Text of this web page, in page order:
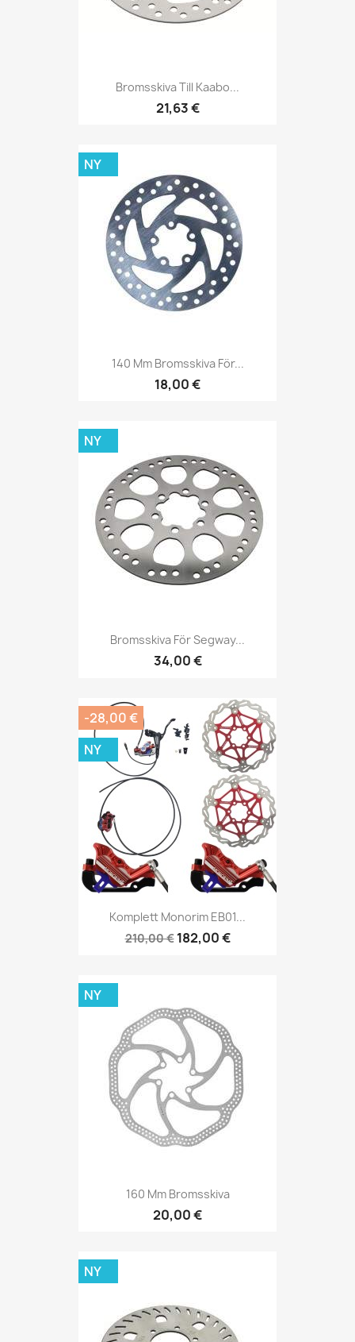
Bromsskiva Till Kaabo...
21,63 €
140 Mm Bromsskiva För...
18,00 €
NY
Bromsskiva För Segway...
34,00 €
NY
Komplett Monorim EB01...
210,00 € 182,00 €
-28,00 €
NY
160 Mm Bromsskiva
20,00 €
NY
NY